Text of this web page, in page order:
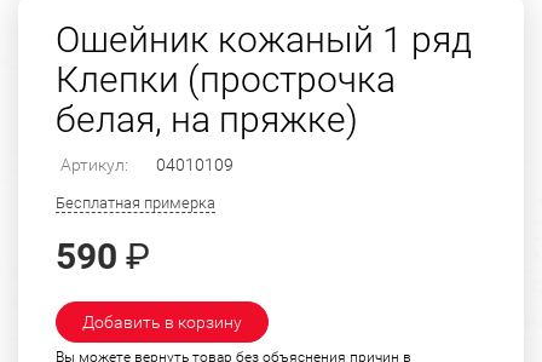
Ошейник кожаный 1 ряд
Клепки (прострочка
белая, на пряжке)
Артикул: 04010109
Бесплатная примерка
590 ₽
Добавить в корзину
Вы можете вернуть товар без объяснения причин в